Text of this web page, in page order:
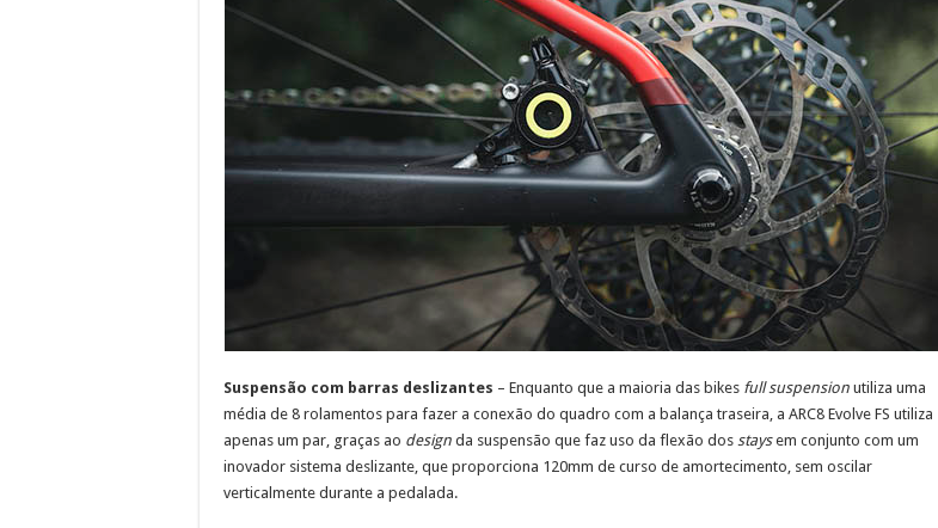
Suspensão com barras deslizantes – Enquanto que a maioria das bikes full suspension utiliza uma
média de 8 rolamentos para fazer a conexão do quadro com a balança traseira, a ARC8 Evolve FS utiliza
apenas um par, graças ao design da suspensão que faz uso da flexão dos staysem conjunto com um
inovador sistema deslizante, que proporciona 120mm de curso de amortecimento, sem oscilar
verticalmente durante a pedalada.